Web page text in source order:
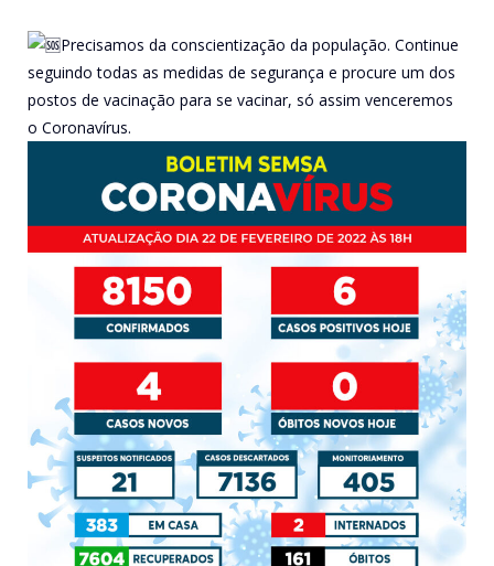
Precisamos da conscientização da população. Continue
seguindo todas as medidas de segurança e procure um dos
postos de vacinação para se vacinar, só assim venceremos
o Coronavírus.